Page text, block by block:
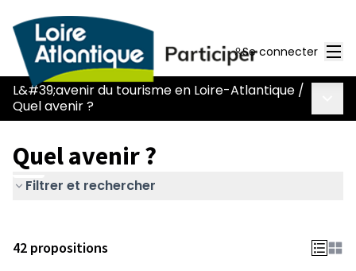
Se connecter
L&#39;avenir du tourisme en Loire-Atlantique /
Quel avenir ?
Quel avenir ?
Filtrer et rechercher
42 propositions